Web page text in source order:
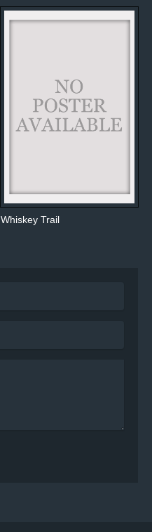
Whiskey Trail